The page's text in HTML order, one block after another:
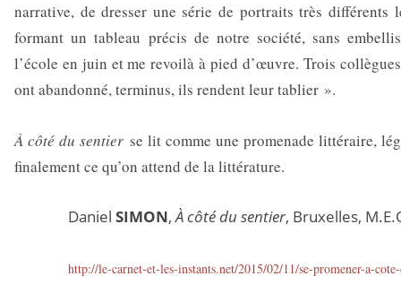
narrative, de dresser une série de portraits très différents
formant un tableau précis de notre société, sans
l’école en juin et me revoilà à pied d’œuvre. Trois
ont abandonné, terminus, ils rendent leur tablier ».
À côté du sentier se lit comme une promenade littéraire,
finalement ce qu’on attend de la littérature.
Daniel SIMON,À côté du sentier, Bruxelles,
http://le-carnet-et-les-instants.net/2015/02/11/se-promener-a-